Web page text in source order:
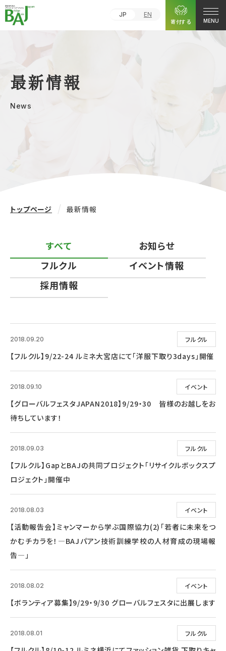
JP
EN
寄付する
MENU
最新情報
News
トップページ 最新情報
すべて
お知らせ
フルクル
イベント情報
採用情報
フルクル
2018.09.20
【フルクル】9/22-24 ルミネ大宮店にて「洋服下取り3days」開催
イベント
2018.09.10
【グローバルフェスタJAPAN2018】9/29・30 皆様のお越しをお
待ちしています！
フルクル
2018.09.03
【フルクル】GapとBAJの共同プロジェクト「リサイクルボックスプ
ロジェクト」開催中
イベント
2018.08.03
【活動報告会】ミャンマーから学ぶ国際協力(2)「若者に未来をつ
かむチカラを！―BAJパアン技術訓練学校の人材育成の現場報
告―」
イベント
2018.08.02
【ボランティア募集】9/29・9/30 グローバルフェスタに出展します
フルクル
2018.08.01